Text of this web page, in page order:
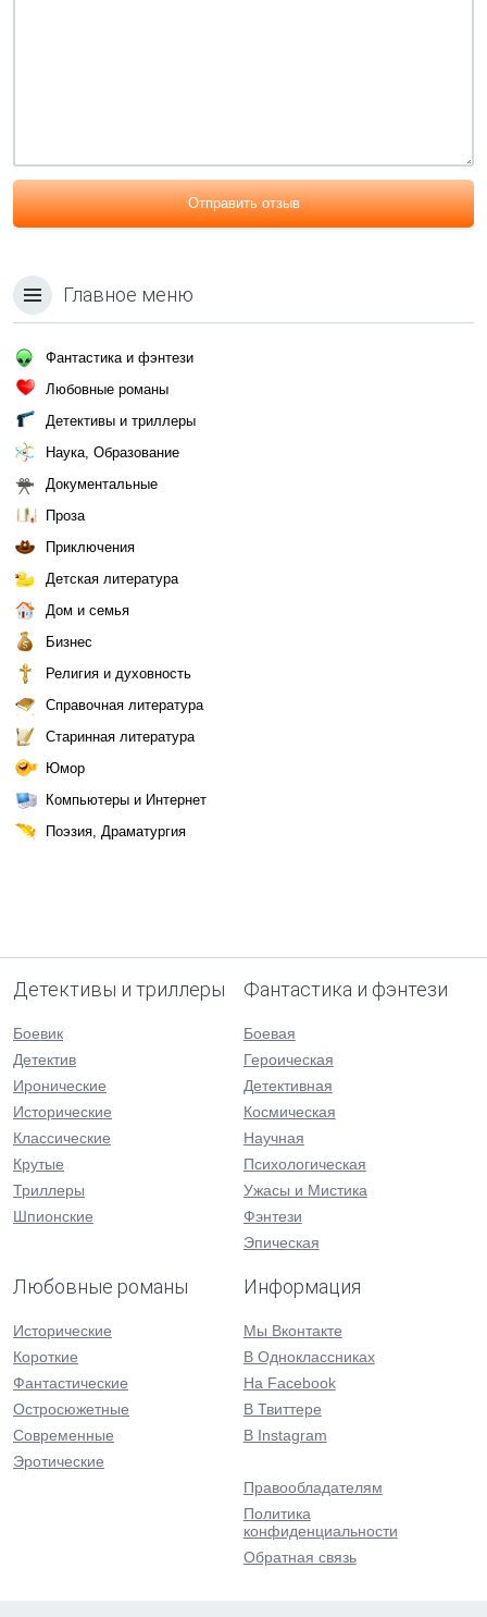
Отправить отзыв
Главное меню
Фантастика и фэнтези
Любовные романы
Детективы и триллеры
Наука, Образование
Документальные
Проза
Приключения
Детская литература
Дом и семья
Бизнес
Религия и духовность
Справочная литература
Старинная литература
Юмор
Компьютеры и Интернет
Поэзия, Драматургия
Детективы и триллеры
Боевик
Детектив
Иронические
Исторические
Классические
Крутые
Триллеры
Шпионские
Фантастика и фэнтези
Боевая
Героическая
Детективная
Космическая
Научная
Психологическая
Ужасы и Мистика
Фэнтези
Эпическая
Любовные романы
Исторические
Короткие
Фантастические
Остросюжетные
Современные
Эротические
Информация
Мы Вконтакте
В Одноклассниках
На Facebook
В Твиттере
В Instagram
Правообладателям
Политика
конфиденциальности
Обратная связь